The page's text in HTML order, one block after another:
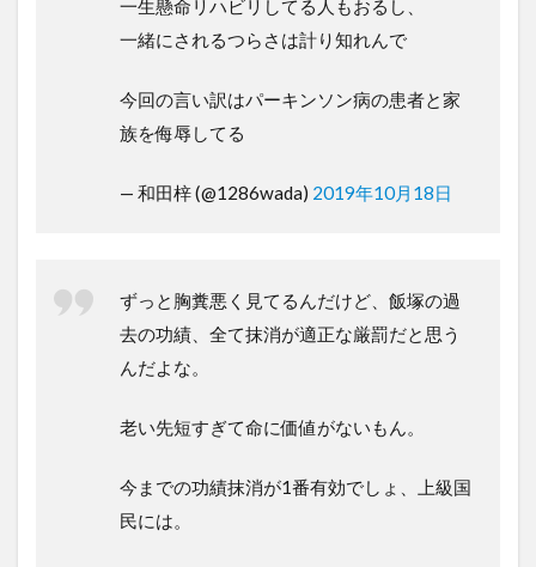
一生懸命リハビリしてる人もおるし、
一緒にされるつらさは計り知れんで
今回の言い訳はパーキンソン病の患者と家
族を侮辱してる
— 和田梓 (@1286wada) 2019年10月18日
ずっと胸糞悪く見てるんだけど、飯塚の過
去の功績、全て抹消が適正な厳罰だと思う
んだよな。
老い先短すぎて命に価値がないもん。
今までの功績抹消が1番有効でしょ、上級国
民には。